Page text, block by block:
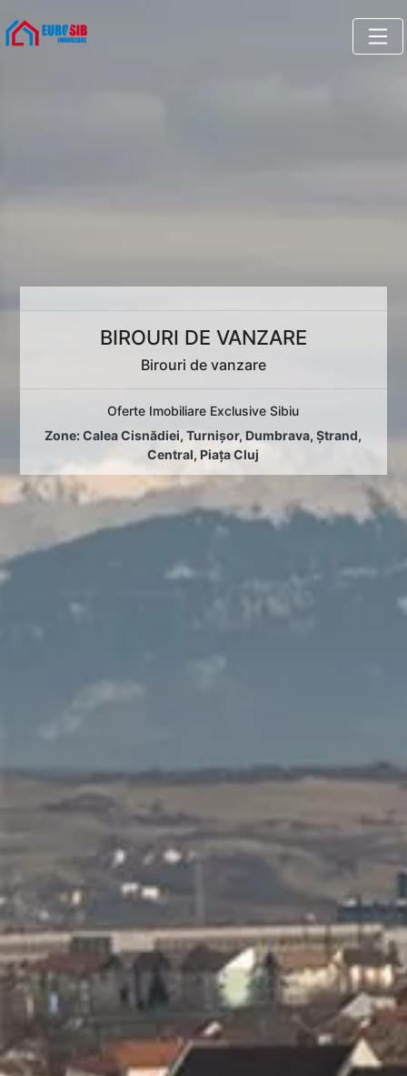
BIROURI DE VANZARE
Birouri de vanzare
Oferte Imobiliare Exclusive Sibiu
Zone:Calea Cisnădiei,Turnișor, Dumbrava,Ștrand,
Central, Piața Cluj